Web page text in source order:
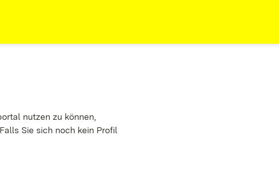
nutzen zu können,
Sie sich noch kein Profil